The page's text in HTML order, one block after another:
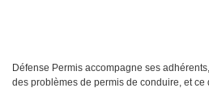
Défense Permis accompagne ses
des problèmes de permis de conduire, et ce